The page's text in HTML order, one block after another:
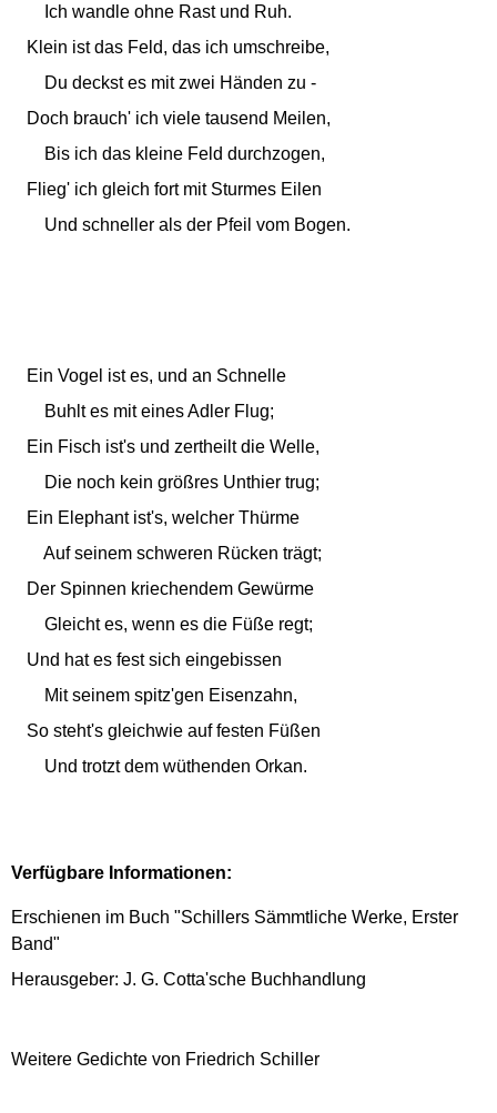
Ich wandle ohne Rast und Ruh.
Klein ist das Feld, das ich umschreibe,
Du deckst es mit zwei Händen zu -
Doch brauch' ich viele tausend Meilen,
Bis ich das kleine Feld durchzogen,
Flieg' ich gleich fort mit Sturmes Eilen
Und schneller als der Pfeil vom Bogen.
Ein Vogel ist es, und an Schnelle
Buhlt es mit eines Adler Flug;
Ein Fisch ist's und zertheilt die Welle,
Die noch kein größres Unthier trug;
Ein Elephant ist's, welcher Thürme
Auf seinem schweren Rücken trägt;
Der Spinnen kriechendem Gewürme
Gleicht es, wenn es die Füße regt;
Und hat es fest sich eingebissen
Mit seinem spitz'gen Eisenzahn,
So steht's gleichwie auf festen Füßen
Und trotzt dem wüthenden Orkan.
Verfügbare Informationen:
Erschienen im Buch "Schillers Sämmtliche Werke, Erster
Band"
Herausgeber: J. G. Cotta'sche Buchhandlung
Weitere Gedichte von Friedrich Schiller